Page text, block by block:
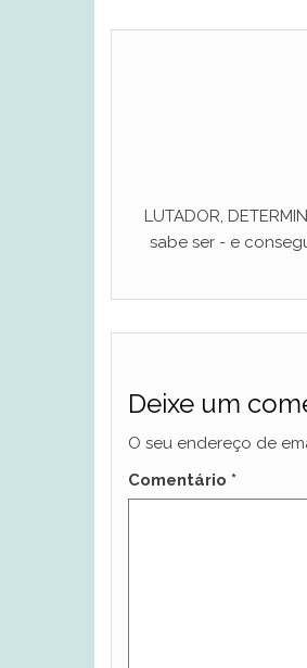
LUTADOR,
sabe ser - e
Deixe um
O seu endereço de
Comentário *